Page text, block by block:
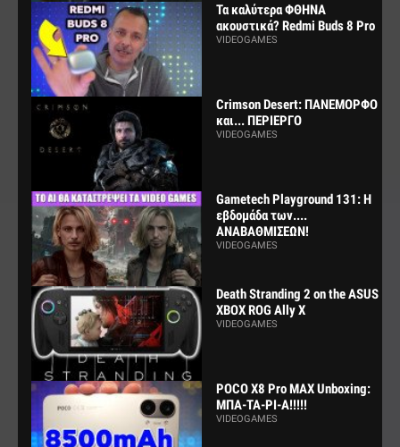
Τα καλύτερα ΦΘΗΝΑ
ακουστικά? Redmi Buds 8 Pro
VIDEOGAMES
Crimson Desert: ΠΑΝΕΜΟΡΦΟ
και... ΠΕΡΙΕΡΓΟ
VIDEOGAMES
Gametech Playground 131: Η
εβδομάδα των....
ΑΝΑΒΑΘΜΙΣΕΩΝ!
VIDEOGAMES
Death Stranding 2 on the ASUS
XBOX ROG Ally X
VIDEOGAMES
POCO X8 Pro MAX Unboxing:
ΜΠΑ-ΤΑ-ΡΙ-Α!!!!!
VIDEOGAMES